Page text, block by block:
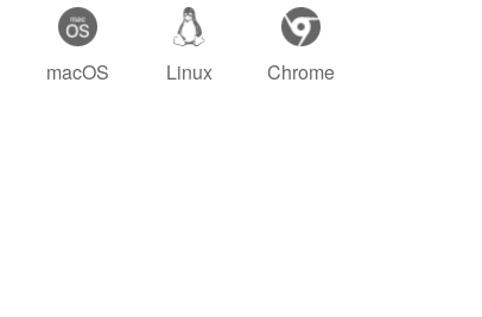
macOS Linux Chrome